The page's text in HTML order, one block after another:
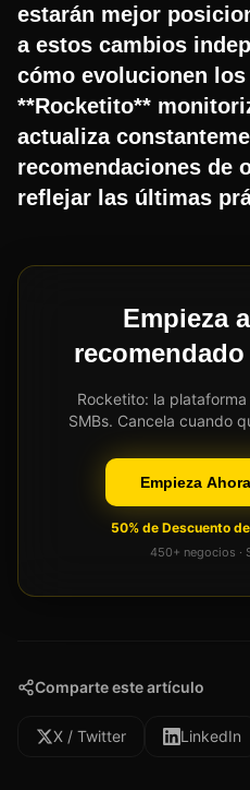
estarán mejor
a estos cambios
cómo evolucionen
**Rocketito**
actualiza
recomendaciones de
reflejar las últimas
Empieza
Rocketito: la plataforma
SMBs. Cancela cuando
Empieza
50% de Descuento
450+ negocios ·
Comparte este artículo
X / Twitter LinkedIn